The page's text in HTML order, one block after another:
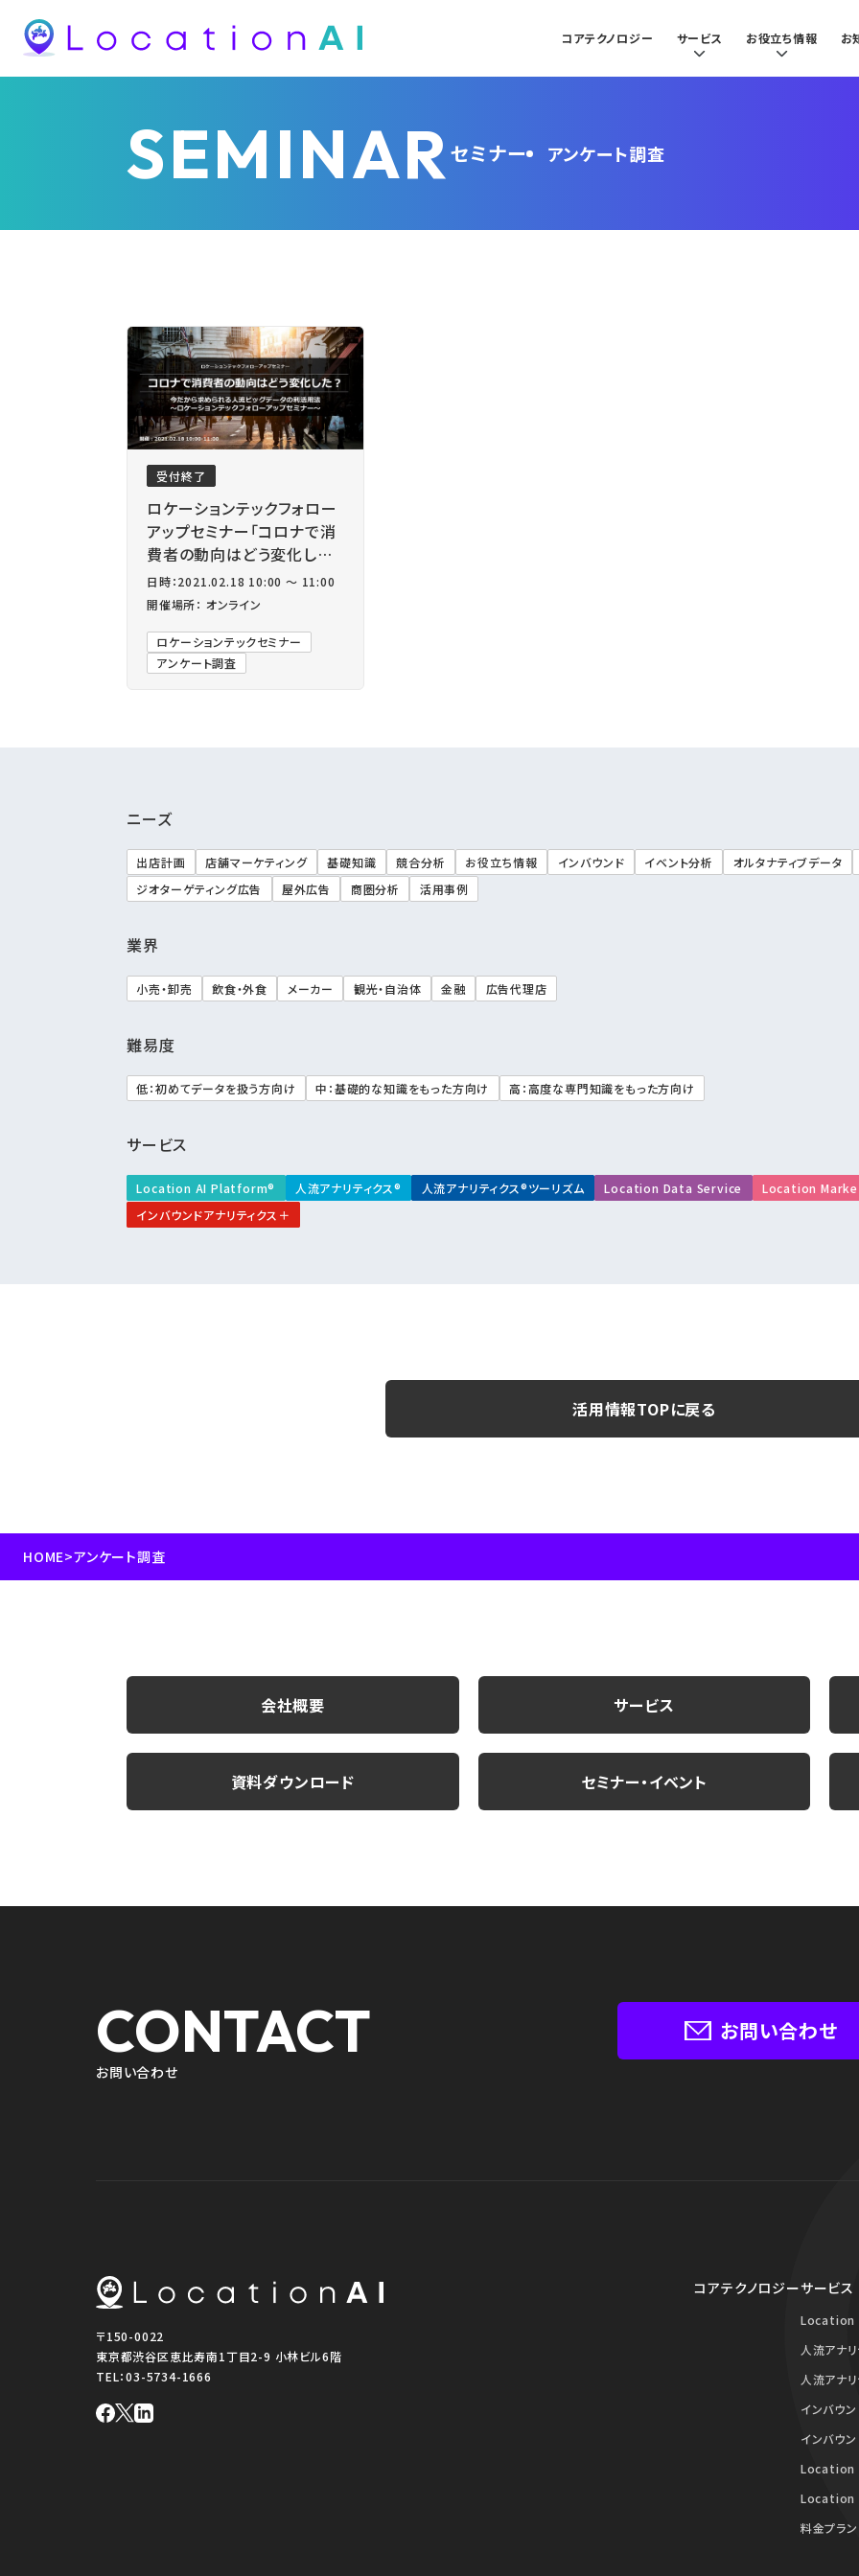
コアテクノロジー サービス お役立ち情報 お
SEMINARセミナー アンケート調査
受付終了
ロケーションテックフォロー
アップセミナー「コロナで消
費者の動向はどう変化し
た？」
日時：2021.02.18 10:00 ～ 11:00
開催場所： オンライン
ロケーションテックセミナー
アンケート調査
ニーズ
出店計画 店舗マーケティング 基礎知識 競合分析 お役立ち情報 インバウンド イベント分析
オルタナティブデータ
ジオターゲティング広告
屋外広告 商圏分析 活用事例
業界
小売・卸売 飲食・外食 メーカー 観光・自治体 金融 広告代理店
難易度
低：初めてデータを扱う方向け 中：基礎的な知識をもった方向け 高：高度な専門知識をもった方向け
サービス
Location AI Platform® 人流アナリティクス® 人流アナリティクス®ツーリズム Location Data Service
Location
インバウンドアナリティクス＋
活用情報TOPに戻る
HOME>アンケート調査
会社概要 サービス
資料ダウンロード セミナー・イベント
CONTACT
お問い合わせ
お問い合わせ
〒150-0022
東京都渋谷区恵比寿南1丁目2-9 小林ビル6階
TEL：03-5734-1666
コアテクノロジーサービス
Location
人流アナ
人流アナ
インバウ
インバウ
Location
Location
料金プラン